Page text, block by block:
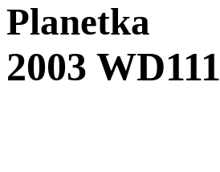
Planetka
2003 WD111